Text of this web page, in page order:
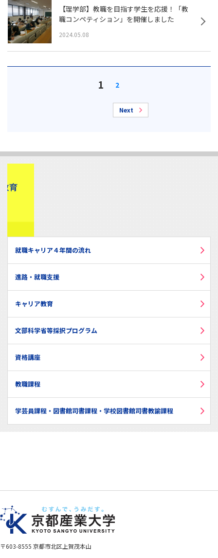
【理学部】教職を目指す学生を応援！「教
職コンペティション」を開催しました
2024.05.08
1 2
Next
就職キャリア４年間の流れ
進路・就職支援
キャリア教育
文部科学省等採択プログラム
資格講座
教職課程
学芸員課程・図書館司書課程・学校図書館司書教諭課程
〒603-8555 京都市北区上賀茂本山